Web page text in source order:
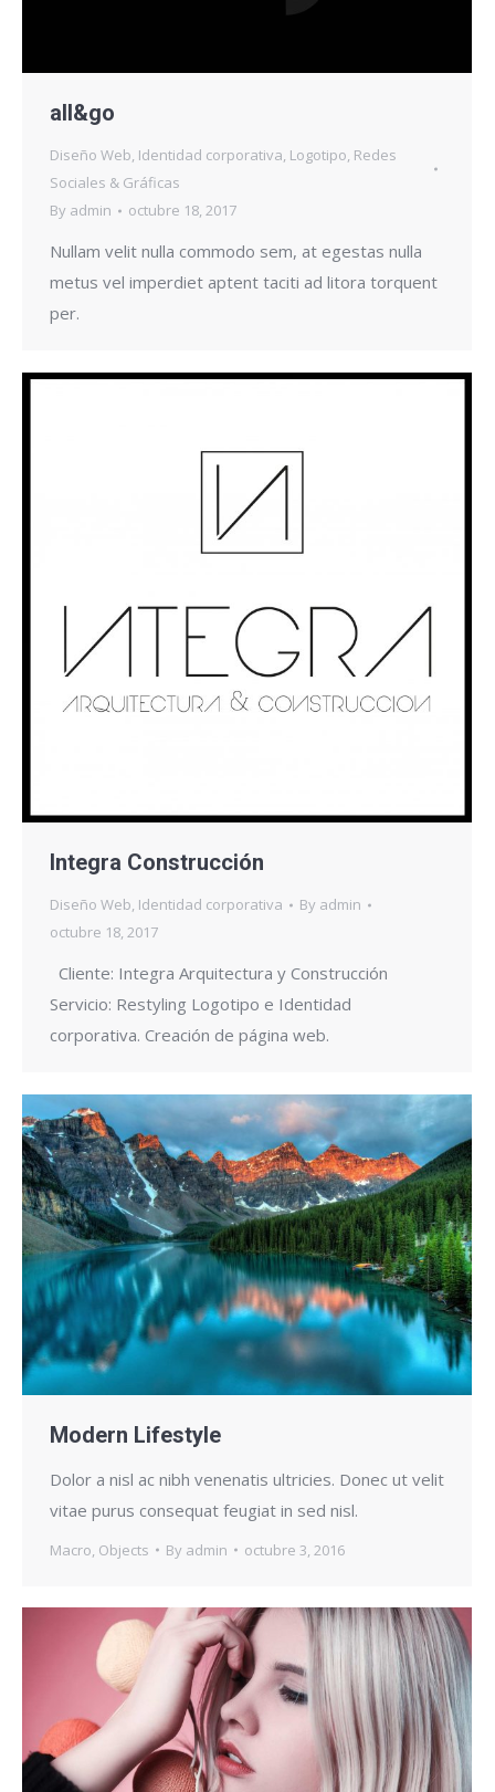
all&go
Diseño Web, Identidad corporativa, Logotipo, Redes
Sociales & Gráficas
By admin octubre 18, 2017
Nullam velit nulla commodo sem, at egestas nulla
metus vel imperdiet aptent taciti ad litora torquent
per.
Integra Construcción
Diseño Web, Identidad corporativa By admin
octubre 18, 2017
Cliente: Integra Arquitectura y Construcción
Servicio: Restyling Logotipo e Identidad
corporativa. Creación de página web.
Modern Lifestyle
Dolor a nisl ac nibh venenatis ultricies. Donec ut velit
vitae purus consequat feugiat in sed nisl.
Macro Objects By admin octubre 3, 2016